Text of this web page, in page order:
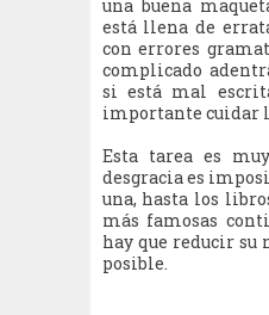
una buena
está llena de
con errores
complicado
si está mal
importante cuidar
Esta tarea es
desgracia es
una, hasta los
más famosas
hay que reducir
posible.